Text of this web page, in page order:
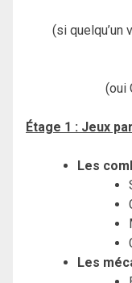
(si quelqu’un
(oui
Étage 1 : Jeux
Les
Les